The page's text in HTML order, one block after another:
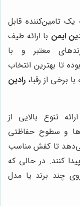
یک تامین‌کننده قابل
ایمن با ارائه طیف
معتبر و با
تا بهترین انتخاب
برخی از رقبا، رادین
تنوع بالایی از
و سطوح حفاظتی
تا کفش مناسب
کنند. در حالی که
چند برند یا مدل